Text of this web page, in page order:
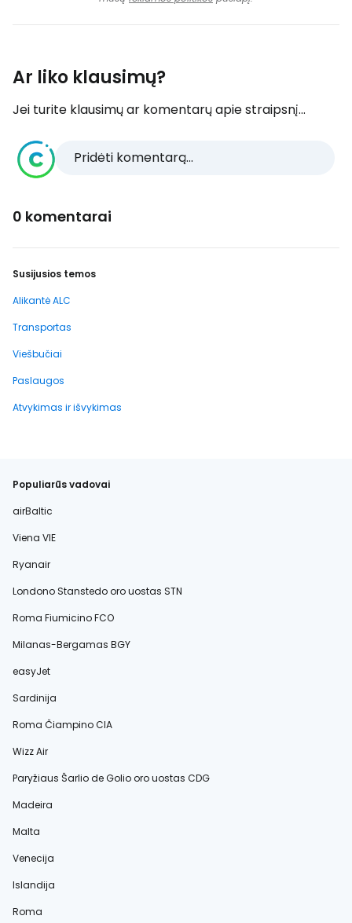
Ar liko klausimų?
Jei turite klausimų ar komentarų apie straipsnį...
Pridėti komentarą...
0 komentarai
Susijusios temos
Alikantė ALC
Transportas
Viešbučiai
Paslaugos
Atvykimas ir išvykimas
Populiarūs vadovai
airBaltic
Viena VIE
Ryanair
Londono Stanstedo oro uostas STN
Roma Fiumicino FCO
Milanas-Bergamas BGY
easyJet
Sardinija
Roma Čiampino CIA
Wizz Air
Paryžiaus Šarlio de Golio oro uostas CDG
Madeira
Malta
Venecija
Islandija
Roma